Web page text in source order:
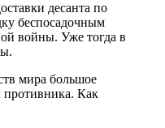
десанта по
беспосадочным
войны. Уже тогда в
мира большое
противника. Как